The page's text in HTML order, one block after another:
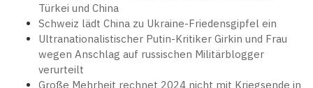
Türkei und China
Schweiz lädt China zu Ukraine-Friedensgipfel ein
Ultranationalistischer Putin-Kritiker Girkin und Frau
wegen Anschlag auf russischen Militärblogger
verurteilt
Große Mehrheit rechnet 2024 nicht mit Kriegsende in